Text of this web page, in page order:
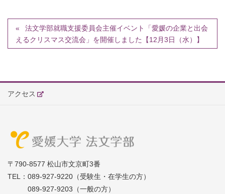
法文学部就職支援委員会主催イベント「愛媛の企業と出会
えるクリスマス交流会」を開催しました【12月3日（水）】
アクセス
〒790-8577 松山市文京町3番
TEL： 089-927-9220（受験生・在学生の方）
089-927-9203（一般の方）